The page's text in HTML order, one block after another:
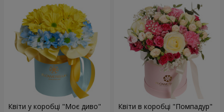
Квіти у коробці "Моє диво" Квіти в коробці "Помпадур"